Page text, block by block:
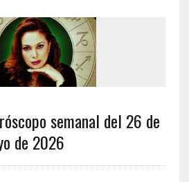
semanal del 26 de
de 2026